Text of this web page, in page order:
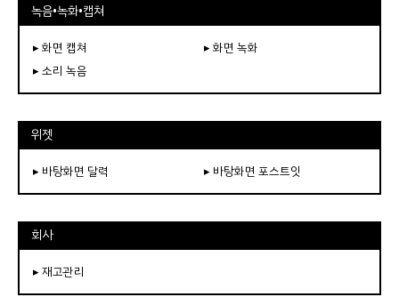
녹음•녹화•캡쳐
▸ 화면 캡쳐
▸ 화면 녹화
▸ 소리 녹음
위젯
▸ 바탕화면 달력 ▸ 바탕화면 포스트잇
회사
▸ 재고관리